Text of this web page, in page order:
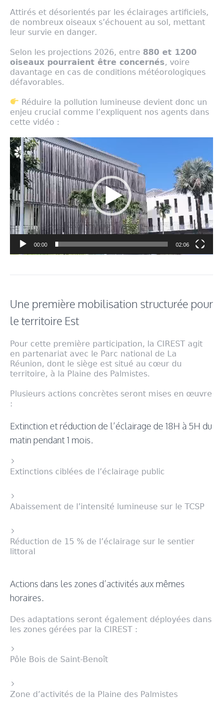
Attirés et désorientés par les éclairages artificiels,
de nombreux oiseaux s’échouent au sol, mettant
leur survie en danger.
Selon les projections 2026, entre 880 et 1200
oiseaux pourraient être concernés, voire
davantage en cas de conditions météorologiques
défavorables.
Réduire la pollution lumineuse devient donc un
enjeu crucial comme l’expliquent nos agents dans
cette vidéo :
Lecteur
vidéo
00:00 02:06
Une première mobilisation structurée pour
le territoire Est
Pour cette première participation, la CIREST agit
en partenariat avec le Parc national de La
Réunion, dont le siège est situé au cœur du
territoire, à la Plaine des Palmistes.
Plusieurs actions concrètes seront mises en œuvre
:
Extinction et réduction de l’éclairage de 18H à 5H du
matin pendant 1 mois.
Extinctions ciblées de l’éclairage public
Abaissement de l’intensité lumineuse sur le TCSP
Réduction de 15 % de l’éclairage sur le sentier
littoral
Actions dans les zones d’activités aux mêmes
horaires.
Des adaptations seront également déployées dans
les zones gérées par la CIREST :
Pôle Bois de Saint-Benoît
Zone d’activités de la Plaine des Palmistes